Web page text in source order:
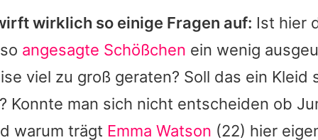
wirklich so einige Fragen auf: Ist hier
angesagte Schößchen ein wenig
viel zu groß geraten? Soll das ein Kleid
Konnte man sich nicht entscheiden ob
warum trägt Emma Watson (22) hier